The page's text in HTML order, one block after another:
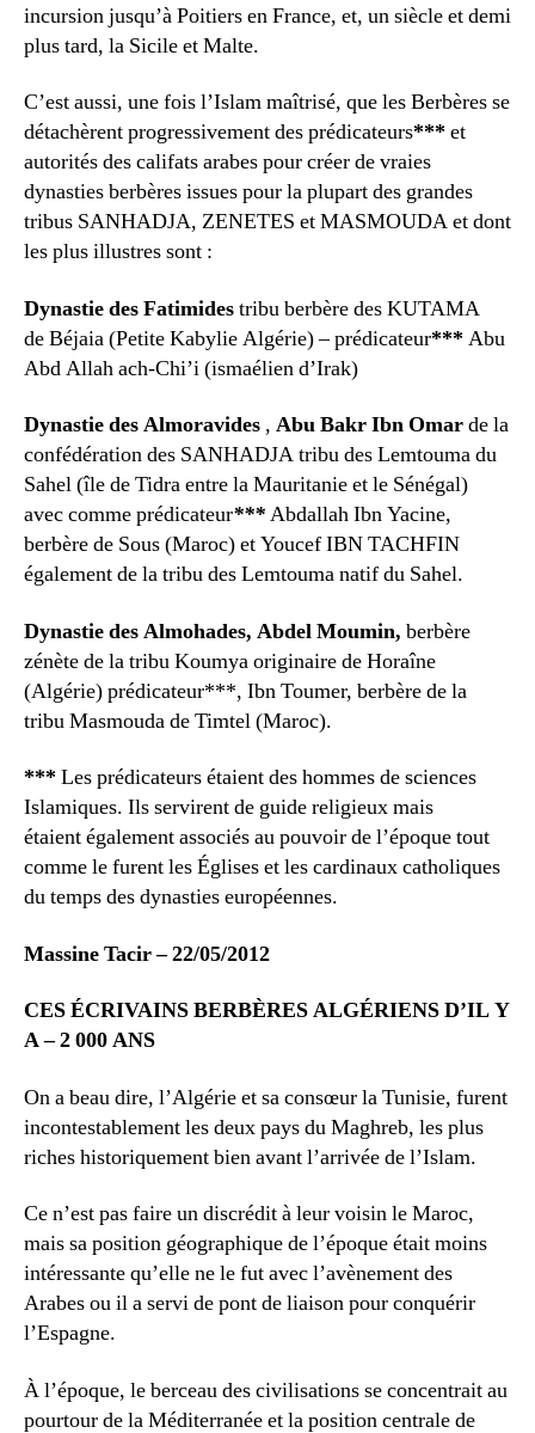
incursion jusqu’à Poitiers en France, et, un siècle et demi
plus tard, la Sicile et Malte.
C’est aussi, une fois l’Islam maîtrisé, que les Berbères se
détachèrent progressivement des prédicateurs*** et
autorités des califats arabes pour créer de vraies
dynasties berbères issues pour la plupart des grandes
tribus SANHADJA, ZENETES et MASMOUDA et dont
les plus illustres sont :
Dynastie des Fatimidestribu berbère des KUTAMA
de Béjaia (Petite Kabylie Algérie) – prédicateur*** Abu
Abd Allah ach-Chi’i (ismaélien d’Irak)
Dynastie des Almoravides , Abu Bakr Ibn Omarde la
confédération des SANHADJA tribu des Lemtouma du
Sahel (île de Tidra entre la Mauritanie et le Sénégal)
avec comme prédicateur***Abdallah Ibn Yacine,
berbère de Sous (Maroc) et Youcef IBN TACHFIN
également de la tribu des Lemtouma natif du Sahel.
Dynastie des Almohades, Abdel Moumin, berbère
zénète de la tribu Koumya originaire de Horaîne
(Algérie) prédicateur***, Ibn Toumer, berbère de la
tribu Masmouda de Timtel (Maroc).
*** Les prédicateurs étaient des hommes de sciences
Islamiques. Ils servirent de guide religieux mais
étaient également associés au pouvoir de l’époque tout
comme le furent les Églises et les cardinaux catholiques
du temps des dynasties européennes.
Massine Tacir – 22/05/2012
CES ÉCRIVAINS BERBÈRES ALGÉRIENS D’IL Y
A – 2 000 ANS
On a beau dire, l’Algérie et sa consœur la Tunisie, furent
incontestablement les deux pays du Maghreb, les plus
riches historiquement bien avant l’arrivée de l’Islam.
Ce n’est pas faire un discrédit à leur voisin le Maroc,
mais sa position géographique de l’époque était moins
intéressante qu’elle ne le fut avec l’avènement des
Arabes ou il a servi de pont de liaison pour conquérir
l’Espagne.
À l’époque, le berceau des civilisations se concentrait au
pourtour de la Méditerranée et la position centrale de